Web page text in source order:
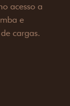
até 3,5
overbumper,
proteção
com